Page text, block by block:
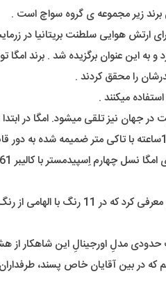
میکنند .
اخیراً کمپانی امگا در همکاری با
مدلِ اورجینالِ این شاهکار از
در بین آقایان خاص پسند،